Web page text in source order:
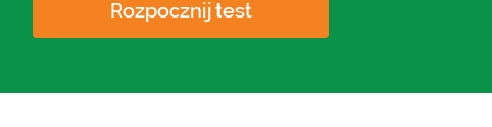
Rozpocznij test